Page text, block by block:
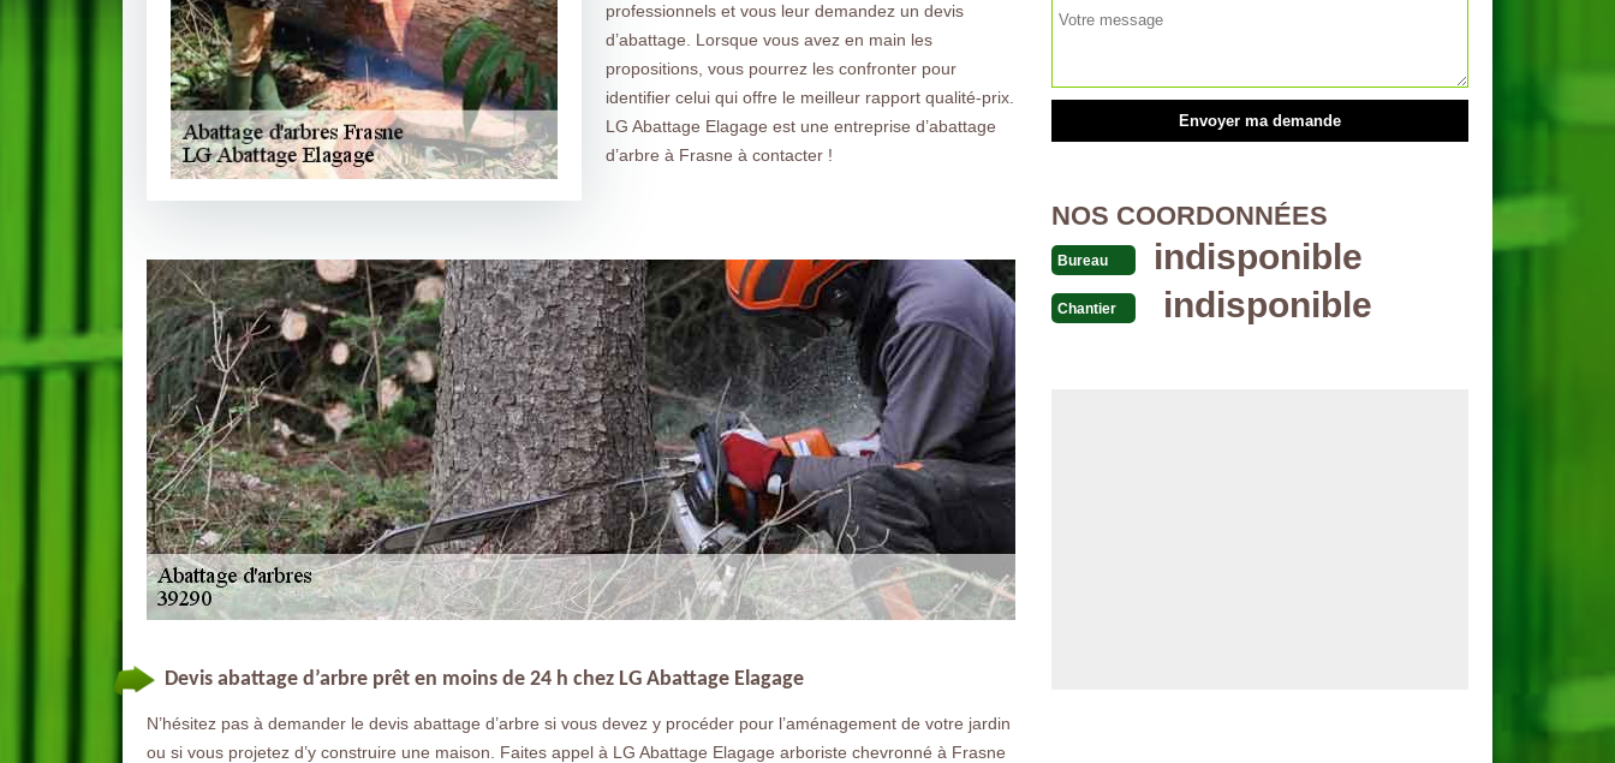
professionnels et vous leur demandez un devis
d’abattage. Lorsque vous avez en main les
propositions, vous pourrez les confronter pour
identifier celui qui offre le meilleur rapport qualité-prix.
LG Abattage Elagage est une entreprise d’abattage
d’arbre à Frasne à contacter !
Devis abattage d’arbre prêt en moins de 24 h chez LG Abattage Elagage
N’hésitez pas à demander le devis abattage d’arbre si vous devez y procéder pour l’aménagement de votre jardin
ou si vous projetez d’y construire une maison. Faites appel à LG Abattage Elagage arboriste chevronné à Frasne
NOS COORDONNÉES
Bureau indisponible
Chantier indisponible